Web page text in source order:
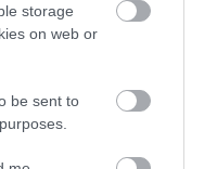
storage
on web or
be sent to
kreatív fogásaival
eleganciát
ideális választás, ahol
találkozik. A